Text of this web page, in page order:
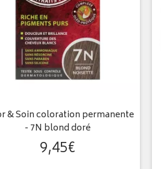
& Soin coloration permanente
- 7N blond doré
9,45€